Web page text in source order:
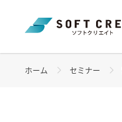
ホーム セミナー